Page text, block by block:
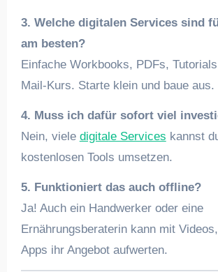
3. Welche digitalen Services sind
am besten?
Einfache Workbooks, PDFs,
Mail-Kurs. Starte klein und baue aus.
4. Muss ich dafür sofort viel
Nein, viele digitale Services kannst
kostenlosen Tools umsetzen.
5. Funktioniert das auch offline?
Ja! Auch ein Handwerker oder eine
Ernährungsberaterin kann mit
Apps ihr Angebot aufwerten.